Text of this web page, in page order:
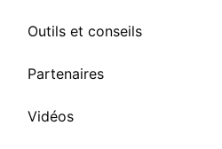
Outils et conseils
Partenaires
Vidéos